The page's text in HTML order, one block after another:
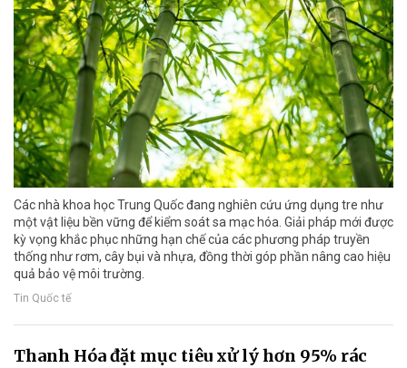
Các nhà khoa học Trung Quốc đang nghiên cứu ứng dụng tre như
một vật liệu bền vững để kiểm soát sa mạc hóa. Giải pháp mới được
kỳ vọng khắc phục những hạn chế của các phương pháp truyền
thống như rơm, cây bụi và nhựa, đồng thời góp phần nâng cao hiệu
quả bảo vệ môi trường.
Tin Quốc tế
Thanh Hóa đặt mục tiêu xử lý hơn 95% rác